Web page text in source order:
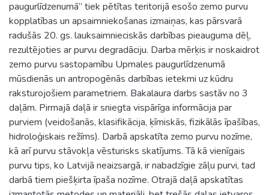
paugurlīdzenumā” tiek pētītas teritorijā esošo zemo purvu
kopplatības un apsaimniekošanas izmaiņas, kas pārsvarā
radušās 20. gs. lauksaimnieciskās darbības pieauguma dēļ,
rezultējoties ar purvu degradāciju. Darba mērķis ir noskaidrot
zemo purvu sastopamību Upmales paugurlīdzenumā
mūsdienās un antropogēnās darbības ietekmi uz kūdru
raksturojošiem parametriem. Bakalaura darbs sastāv no 3
daļām. Pirmajā daļā ir sniegta vispārīga informācija par
purviem (veidošanās, klasifikācija, ķīmiskās, fizikālās īpašības,
hidroloģiskais režīms). Darbā apskatīta zemo purvu nozīme,
kā arī purvu stāvokļa vēsturisks skatījums. Tā kā vienīgais
purvu tips, ko Latvijā neaizsargā, ir nabadzīgie zāļu purvi, tad
darbā tiem piešķirta īpaša nozīme. Otrajā daļā apskatītas